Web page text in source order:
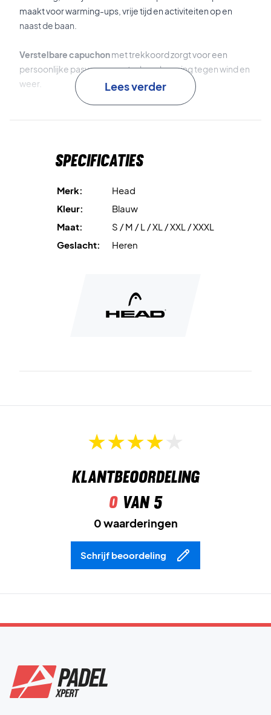
maakt voor warming-ups, vrije tijd en activiteiten op en
naast de baan.
Verstelbare capuchonmet trekkoord zorgt voor een
persoonlijke pasvorm en extra bescherming tegen wind en
weer.
Voeg stijl en comfort toe aan je garderobe – koop
Materiaal: 60% katoen, 40% polyester.
Lees verder
Specificaties
Merk:
Head
Kleur:
Blauw
Maat:
S / M / L / XL / XXL / XXXL
Geslacht:
Heren
Klantbeoordeling
0van 5
0 waarderingen
Schrijf beoordeling